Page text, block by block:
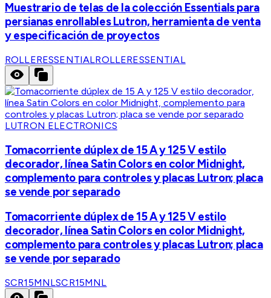
Muestrario de telas de la colección Essentials para
persianas enrollables Lutron, herramienta de venta
y especificación de proyectos
ROLLERESSENTIALROLLERESSENTIAL
LUTRON ELECTRONICS
Tomacorriente dúplex de 15 A y 125 V estilo
decorador, línea Satin Colors en color Midnight,
complemento para controles y placas Lutron; placa
se vende por separado
Tomacorriente dúplex de 15 A y 125 V estilo
decorador, línea Satin Colors en color Midnight,
complemento para controles y placas Lutron; placa
se vende por separado
SCR15MNLSCR15MNL